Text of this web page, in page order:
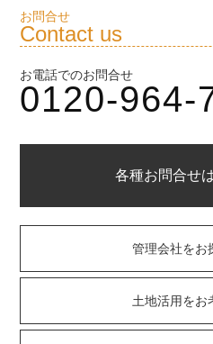
お問合せ
Contact us
お電話でのお問合せ
0120-964-
各種お問合せ
管理会社をお
土地活用をお